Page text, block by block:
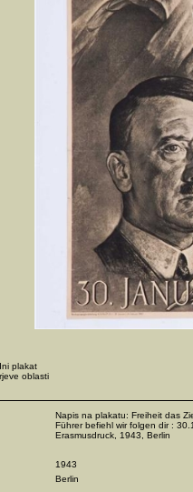
plakat
oblasti
Napis na plakatu: Freiheit das
Führer befiehl wir folgen dir :
Erasmusdruck, 1943, Berlin
1943
Berlin